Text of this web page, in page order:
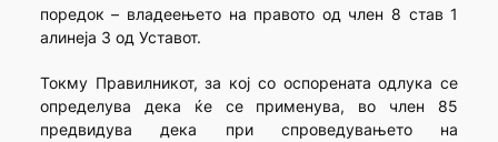
поредок – владеењето на правото од член 8 став 1
алинеја 3 од Уставот.
Токму Правилникот, за кој со оспорената одлука се
определува дека ќе се применува, во член 85
предвидува дека при спроведувањето на